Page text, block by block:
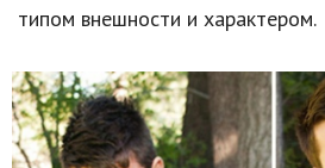
Обзоры
Рецепты
Красота и здоровье
типом внешности и характером.